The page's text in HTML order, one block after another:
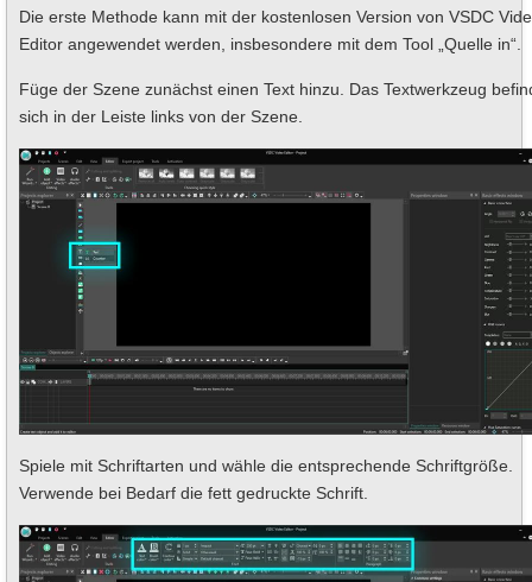
Die erste Methode kann mit der kostenlosen Version von VSDC
Editor angewendet werden, insbesondere mit dem Tool „Quelle in“.
Füge der Szene zunächst einen Text hinzu. Das Textwerkzeug
sich in der Leiste links von der Szene.
Spiele mit Schriftarten und wähle die entsprechende Schriftgröße.
Verwende bei Bedarf die fett gedruckte Schrift.